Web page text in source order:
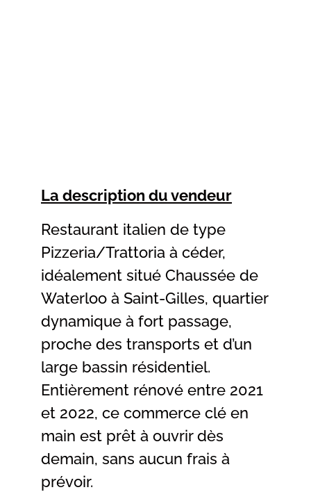
La description du vendeur
Restaurant italien de type
Pizzeria/Trattoria à céder,
idéalement situé Chaussée de
Waterloo à Saint-Gilles, quartier
dynamique à fort passage,
proche des transports et d’un
large bassin résidentiel.
Entièrement rénové entre 2021
et 2022, ce commerce clé en
main est prêt à ouvrir dès
demain, sans aucun frais à
prévoir.